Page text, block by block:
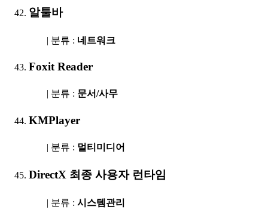
알툴바
| 분류 : 네트워크
Foxit Reader
| 분류 : 문서/사무
KMPlayer
| 분류 : 멀티미디어
DirectX 최종 사용자 런타임
| 분류 : 시스템관리